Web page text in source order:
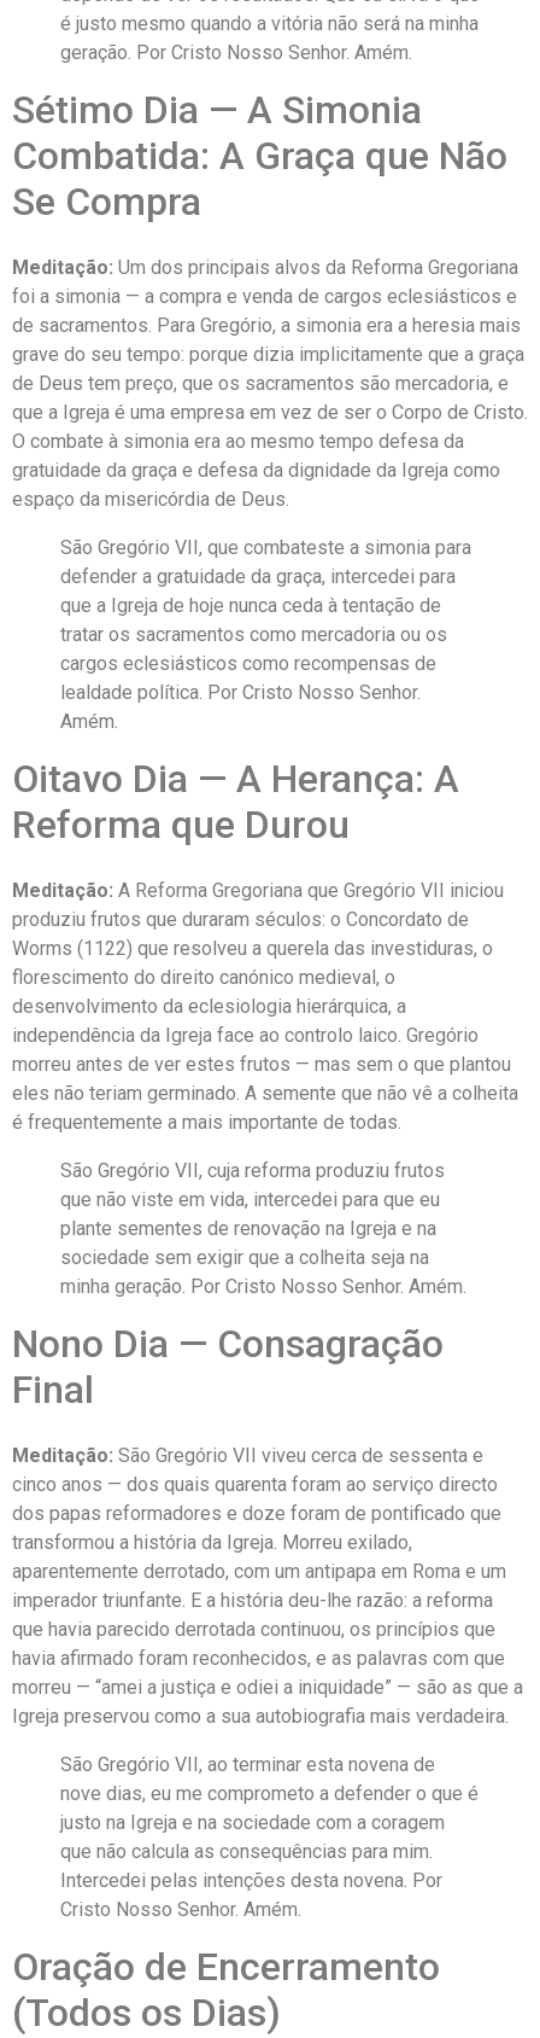
é justo mesmo quando a vitória não será na minha
geração. Por Cristo Nosso Senhor. Amém.
Sétimo Dia — A Simonia
Combatida: A Graça que Não
Se Compra
Meditação: Um dos principais alvos da Reforma Gregoriana
foi a simonia — a compra e venda de cargos eclesiásticos e
de sacramentos. Para Gregório, a simonia era a heresia mais
grave do seu tempo: porque dizia implicitamente que a graça
de Deus tem preço, que os sacramentos são mercadoria, e
que a Igreja é uma empresa em vez de ser o Corpo de Cristo.
O combate à simonia era ao mesmo tempo defesa da
gratuidade da graça e defesa da dignidade da Igreja como
espaço da misericórdia de Deus.
São Gregório VII, que combateste a simonia para
defender a gratuidade da graça, intercedei para
que a Igreja de hoje nunca ceda à tentação de
tratar os sacramentos como mercadoria ou os
cargos eclesiásticos como recompensas de
lealdade política. Por Cristo Nosso Senhor.
Amém.
Oitavo Dia — A Herança: A
Reforma que Durou
Meditação: A Reforma Gregoriana que Gregório VII iniciou
produziu frutos que duraram séculos: o Concordato de
Worms (1122) que resolveu a querela das investiduras, o
florescimento do direito canónico medieval, o
desenvolvimento da eclesiologia hierárquica, a
independência da Igreja face ao controlo laico. Gregório
morreu antes de ver estes frutos — mas sem o que plantou
eles não teriam germinado. A semente que não vê a colheita
é frequentemente a mais importante de todas.
São Gregório VII, cuja reforma produziu frutos
que não viste em vida, intercedei para que eu
plante sementes de renovação na Igreja e na
sociedade sem exigir que a colheita seja na
minha geração. Por Cristo Nosso Senhor. Amém.
Nono Dia — Consagração
Final
Meditação: São Gregório VII viveu cerca de sessenta e
cinco anos — dos quais quarenta foram ao serviço directo
dos papas reformadores e doze foram de pontificado que
transformou a história da Igreja. Morreu exilado,
aparentemente derrotado, com um antipapa em Roma e um
imperador triunfante. E a história deu-lhe razão: a reforma
que havia parecido derrotada continuou, os princípios que
havia afirmado foram reconhecidos, e as palavras com que
morreu — “amei a justiça e odiei a iniquidade” — são as que a
Igreja preservou como a sua autobiografia mais verdadeira.
São Gregório VII, ao terminar esta novena de
nove dias, eu me comprometo a defender o que é
justo na Igreja e na sociedade com a coragem
que não calcula as consequências para mim.
Intercedei pelas intenções desta novena. Por
Cristo Nosso Senhor. Amém.
Oração de Encerramento
(Todos os Dias)